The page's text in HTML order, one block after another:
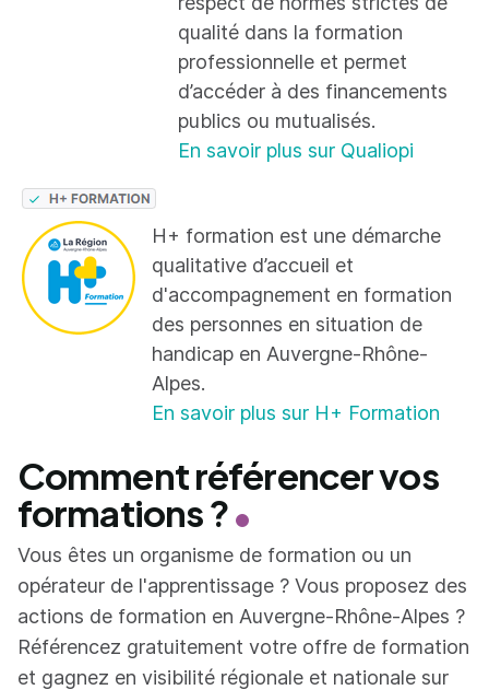
qualité dans la formation
professionnelle et permet
d’accéder à des financements
publics ou mutualisés.
En savoir plus sur Qualiopi
H+ formation est une démarche
qualitative d’accueil et
d'accompagnement en formation
des personnes en situation de
handicap en Auvergne-Rhône-
Alpes.
En savoir plus sur H+ Formation
Comment référencer vos
formations ?
Vous êtes un organisme de formation ou un
opérateur de l'apprentissage ? Vous proposez des
actions de formation en Auvergne-Rhône-Alpes ?
Référencez gratuitement votre offre de formation
et gagnez en visibilité régionale et nationale sur